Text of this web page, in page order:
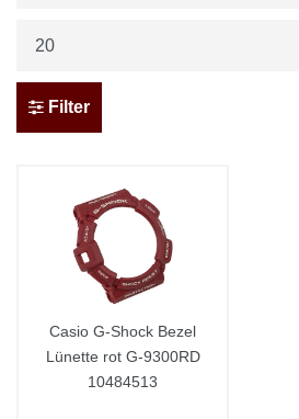
Filter
Casio G-Shock Bezel
Lünette rot G-9300RD
10484513